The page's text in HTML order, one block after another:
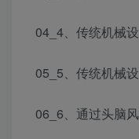
04_4、传统机械
05_5、传统机械
06_6、通过头脑